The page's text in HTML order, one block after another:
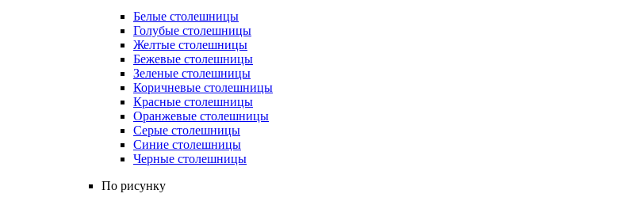
Белые столешницы
Голубые столешницы
Желтые столешницы
Бежевые столешницы
Зеленые столешницы
Коричневые столешницы
Красные столешницы
Оранжевые столешницы
Серые столешницы
Синие столешницы
Черные столешницы
По рисунку